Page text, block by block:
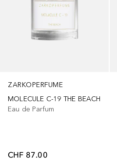
ZARKOPERFUME
MOLECULE C-19 THE BEACH
Eau de Parfum
CHF 87.00